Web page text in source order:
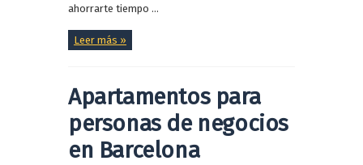
ahorrarte tiempo ...
Leer más »
Apartamentos para
personas de negocios
en Barcelona